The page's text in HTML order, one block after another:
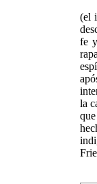
(el
fe
la